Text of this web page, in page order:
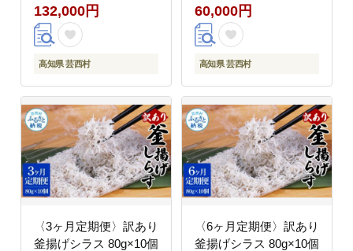
り ワケあり 不揃い し
らす丼 海鮮丼 お茶漬け
132,000円
高知県 芸西村
不揃い しらす丼 海鮮丼
お茶漬け
60,000円
高知県 芸西村
〈3ヶ月定期便〉訳あり
釜揚げシラス 80g×10個
〈6ヶ月定期便〉訳あり
釜揚げシラス 80g×10個